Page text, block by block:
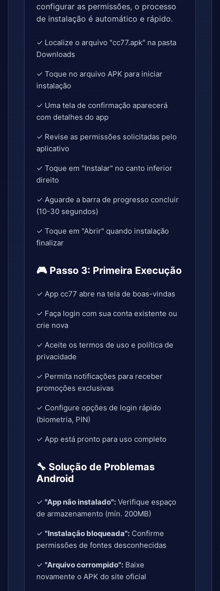
configurar as permissões, o processo
de instalação é automático e rápido.
✓ Localize o arquivo "cc77.apk" na pasta
Downloads
✓ Toque no arquivo APK para iniciar
instalação
✓ Uma tela de confirmação aparecerá
com detalhes do app
✓ Revise as permissões solicitadas pelo
aplicativo
✓ Toque em "Instalar" no canto inferior
direito
✓ Aguarde a barra de progresso concluir
(10-30 segundos)
✓ Toque em "Abrir" quando instalação
finalizar
🎮 Passo 3: Primeira Execução
✓ App cc77 abre na tela de boas-vindas
✓ Faça login com sua conta existente ou
crie nova
✓ Aceite os termos de uso e política de
privacidade
✓ Permita notificações para receber
promoções exclusivas
✓ Configure opções de login rápido
(biometria, PIN)
✓ App está pronto para uso completo
🔧 Solução de Problemas
Android
✓ "App não instalado": Verifique espaço
de armazenamento (mín. 200MB)
✓ "Instalação bloqueada": Confirme
permissões de fontes desconhecidas
✓ "Arquivo corrompido": Baixe
novamente o APK do site oficial